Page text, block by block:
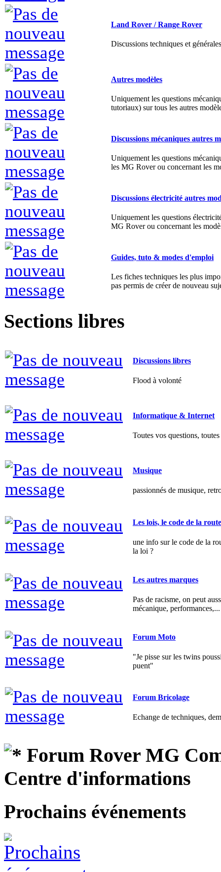
Discussions techniques et
Uniquement les questions
tutoriaux) sur tous les autres
Uniquement les questions
les MG Rover ou concernant les
Uniquement les questions
MG Rover ou concernant les
Les fiches techniques les plus
pas permis de créer de nouveau
Sections libres
Flood à volonté
Toutes vos questions,
passionnés de musique,
une info sur le code de la
la loi ?
Pas de racisme, on peut
mécanique, performances,...
Forum Moto
"Je pisse sur les twins
puent"
Echange de techniques,
Forum Rover MG
Centre d'informations
Prochains événements